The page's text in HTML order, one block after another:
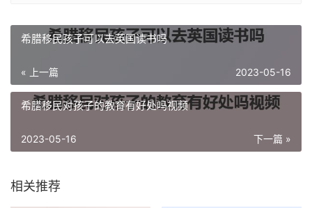
希腊移民孩子可以去英国读书吗
« 上一篇 2023-05-16
希腊移民对孩子的教育有好处吗视频
下一篇 »
2023-05-16
相关推荐